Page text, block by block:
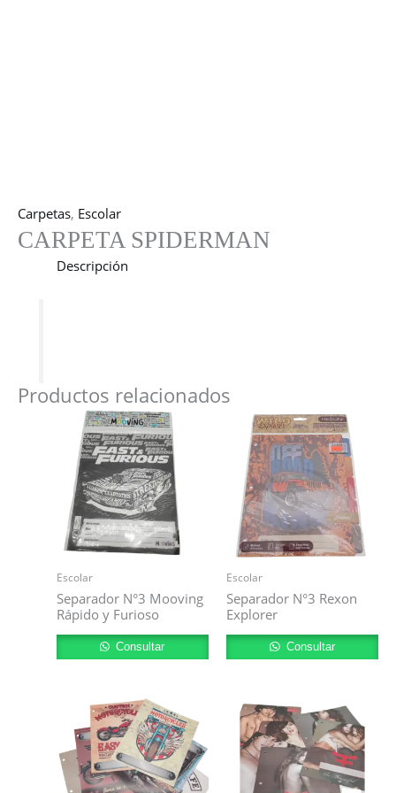
Carpetas, Escolar
CARPETA SPIDERMAN
Descripción
Productos relacionados
Escolar
Separador N°3 Mooving
Rápido y Furioso
Consultar
Escolar
Separador N°3 Rexon
Explorer
Consultar